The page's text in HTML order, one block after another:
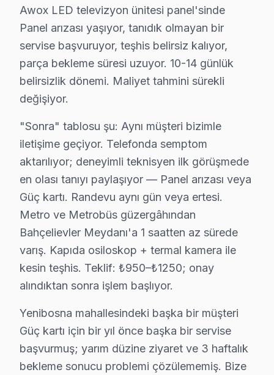
Bahçelievler'de Awox Servis: Bölge Bilgisi
Bahçelievler, yaklaşık 600.000+ nüfusu barındıran
Bahçelievler'de Mahalle Awox Servis Hizmeti
Awox TV arıza servisimiz Bahçelievler'nin her
Şirinevler, Zafer, Çobançeşme semtlerinde
Bahçelievler, Cumhuriyet, Fevzi Çakmak, Hürriyet ve
Bahçelievler × Awox: Yerel İçerik ve Deneyim
Bahçelievler'de Awox TV bakım ve onarım
İkincisi anakart güç düzlemleri: Awox Smart ekran
Üçüncüsü eMMC depolama: Awox Android
Bahçelievler'de bu TV servisimizle tanışmadan önce
"Sonra" tablosu şu: Aynı müşteri bizimle iletişime
Bahçelievler'deki Awox hizmet deneyimimizi beş
Dördüncü gösterge: Maliyet tutarlılığı. Panel
Bahçelievler Meydanı ve Yenibosna odaklı coğrafi
Awox LED televizyon ünitesi panel'sinde
Panel arızası yaşıyor, tanıdık olmayan bir
servise başvuruyor, teşhis belirsiz kalıyor,
parça bekleme süresi uzuyor. 10-14 günlük
belirsizlik dönemi. Maliyet tahmini sürekli
değişiyor.
"Sonra" tablosu şu: Aynı müşteri bizimle
iletişime geçiyor. Telefonda semptom
aktarılıyor; deneyimli teknisyen ilk görüşmede
en olası tanıyı paylaşıyor — Panel arızası veya
Güç kartı. Randevu aynı gün veya ertesi.
Metro ve Metrobüs güzergâhından
Bahçelievler Meydanı'a 1 saatten az sürede
varış. Kapıda osiloskop + termal kamera ile
kesin teşhis. Teklif: ₺950–₺1250; onay
alındıktan sonra işlem başlıyor.
Yenibosna mahallesindeki başka bir müşteri
Güç kartı için bir yıl önce başka bir servise
başvurmuş; yarım düzine ziyaret ve 3 haftalık
bekleme sonucu problemi çözülememiş. Bize